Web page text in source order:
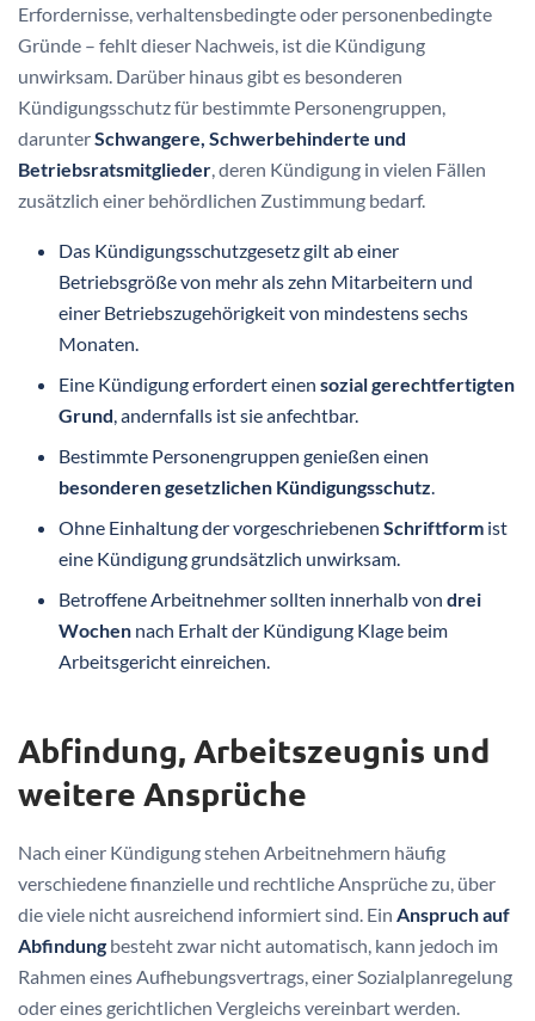
Erfordernisse, verhaltensbedingte oder personenbedingte
Gründe – fehlt dieser Nachweis, ist die Kündigung
unwirksam. Darüber hinaus gibt es besonderen
Kündigungsschutz für bestimmte Personengruppen,
darunterSchwangere, Schwerbehinderte und
Betriebsratsmitglieder , deren Kündigung in vielen Fällen
zusätzlich einer behördlichen Zustimmung bedarf.
Das Kündigungsschutzgesetz gilt ab einer
Betriebsgröße von mehr als zehn Mitarbeitern und
einer Betriebszugehörigkeit von mindestens sechs
Monaten.
Eine Kündigung erfordert einensozial gerechtfertigten
Grund , andernfalls ist sie anfechtbar.
Bestimmte Personengruppen genießen einen
besonderen gesetzlichen Kündigungsschutz
Ohne Einhaltung der vorgeschriebenenSchriftform ist
eine Kündigung grundsätzlich unwirksam.
Betroffene Arbeitnehmer sollten innerhalb vondrei
Wochen nach Erhalt der Kündigung Klage beim
Arbeitsgericht einreichen.
Abfindung, Arbeitszeugnis und
weitere Ansprüche
Nach einer Kündigung stehen Arbeitnehmern häufig
verschiedene finanzielle und rechtliche Ansprüche zu, über
die viele nicht ausreichend informiert sind. Ein Anspruch auf
Abfindung besteht zwar nicht automatisch, kann jedoch im
Rahmen eines Aufhebungsvertrags, einer Sozialplanregelung
oder eines gerichtlichen Vergleichs vereinbart werden.